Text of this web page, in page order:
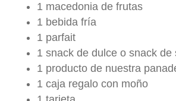
1 macedonia de frutas
1 bebida fría
1 parfait
1 snack de dulce o snack de
1 producto de nuestra
1 caja regalo con moño